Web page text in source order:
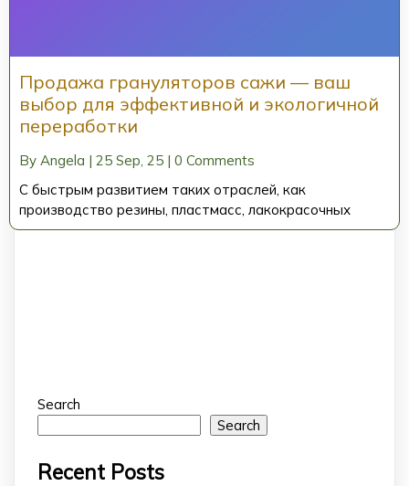
Продажа грануляторов сажи — ваш
выбор для эффективной и экологичной
переработки
By Angela | 25 Sep, 25 | 0 Comments
С быстрым развитием таких отраслей, как
производство резины, пластмасс, лакокрасочных
Search
Search
Recent Posts